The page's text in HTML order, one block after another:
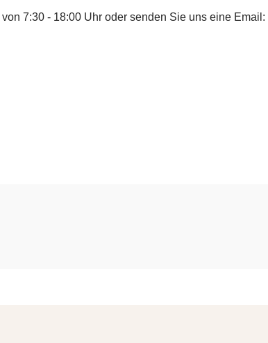
von 7:30 - 18:00 Uhr oder senden Sie uns eine Email: